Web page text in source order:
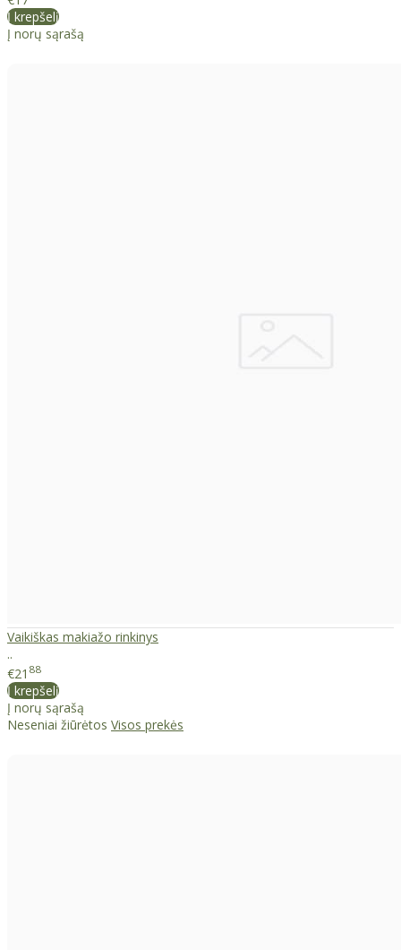
Į krepšelį
Į norų sąrašą
Vaikiškas makiažo rinkinys
..
€21 88
Į krepšelį
Į norų sąrašą
Neseniai žiūrėtos Visos prekės